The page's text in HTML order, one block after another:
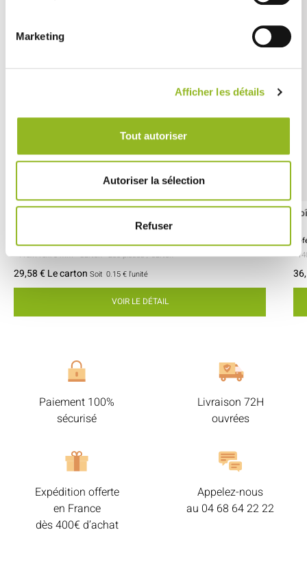
Marketing
Afficher les détails
Tout autoriser
Autoriser la sélection
Refuser
Boîte Burger District 115x115x70 mm
- 115x115x70 mm- Carton- 200 pièces / carton
29,58 € Le carton Soit 0.15 €l'unité
VOIR LE DÉTAIL
-
Paiement 100%
sécurisé
Livraison 72H
ouvrées
Expédition offerte
en France
dès 400€ d’achat
Appelez-nous
au 04 68 64 22 22